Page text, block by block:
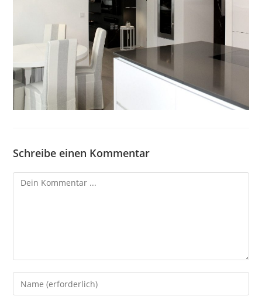
Schreibe einen Kommentar
Kommentieren
Gib
deinen